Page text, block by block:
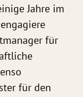
Jahre im
für
für den